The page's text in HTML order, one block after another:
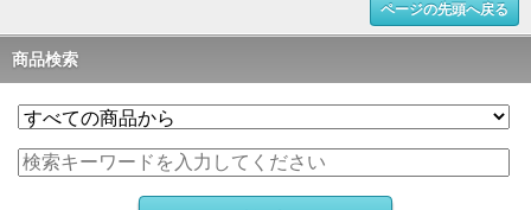
ページの先頭へ戻る
商品検索